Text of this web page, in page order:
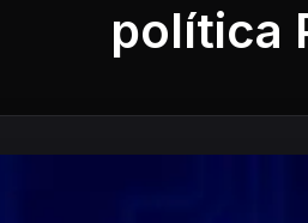
política